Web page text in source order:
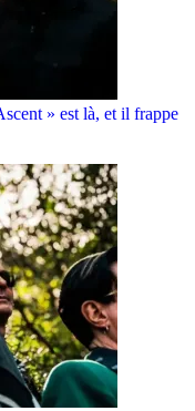
» est là, et il frappe